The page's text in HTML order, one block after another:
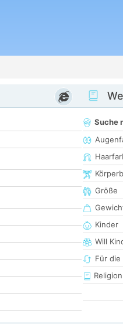
Suche
Größe
Kinder
Will
Für die
Religion